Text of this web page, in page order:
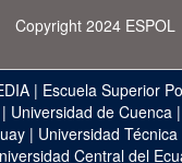
Copyright 2024 ESPOL
| Escuela Superior
| Universidad de Cuenca|
| Universidad
Central del